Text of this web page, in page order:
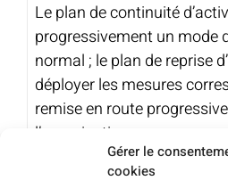
Gérer le
cookies
Le plan de continuité
progressivement un mode
normal ; le plan de reprise
déployer les mesures
remise en route
l’organisation.
Le plan de reprise d’activité